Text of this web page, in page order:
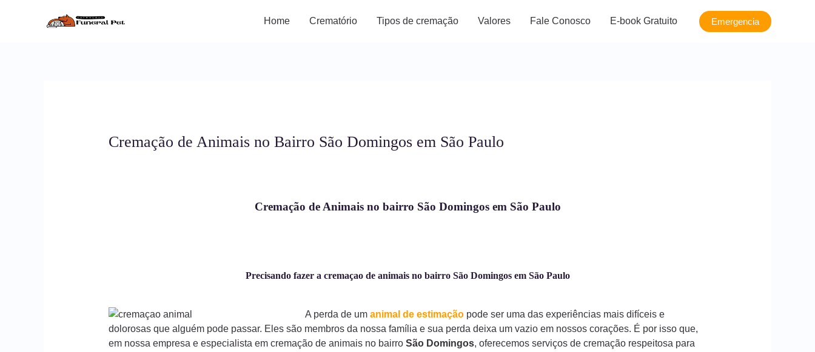
Home Crematório Tipos de cremação Valores Fale Conosco E-book Gratuito Emergencia
Cremação de Animais no Bairro São Domingos em São Paulo
Cremação de Animais no bairro São Domingos em São Paulo
Precisando fazer a cremaçao de animais no bairro São Domingos em São Paulo
A perda de um animal de estimaçãopode ser uma das experiências mais difíceis e
dolorosas que alguém pode passar. Eles são membros da nossa família e sua perda deixa um vazio em nossos corações. É por isso que,
em nossa empresa e especialista em cremação de animais no bairro São Domingos, oferecemos serviços de cremação respeitosa para